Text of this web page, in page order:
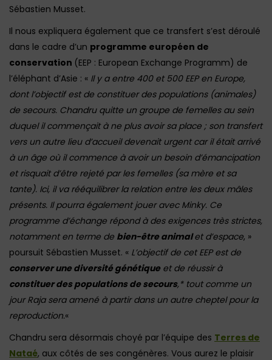
Sébastien Musset.
Il nous expliquera également que ce transfert s’est déroulé
dans le cadre d’un programme européen de
conservation (EEP : European Exchange Programm) de
l’éléphant d’Asie : « Il y a entre 400 et 500 EEP en Europe,
dont l’objectif est de constituer des populations (animales)
de secours. Chandru quitte un groupe de femelles au sein
duquel il commençait à ne plus avoir sa place ; son transfert
vers un autre lieu d’accueil devenait urgent car il était arrivé
à un âge où il commence à avoir un besoin d’émancipation
et risquait d’être rejeté par les femelles (sa mère et sa
tante). Ici, il va rééquilibrer la relation entre les deux mâles
présents. Il pourra également jouer avec Minky. Ce
programme d’échange répond à des exigences très strictes,
notamment en terme de bien-être animalet d’espace, »
poursuit Sébastien Musset. « L’objectif de cet EEP est de
conserver une diversité génétiqueet de réussir à
constituer des populations de secours,* tout comme un
jour Raja sera amené à partir dans un autre cheptel pour la
reproduction.«
Chandru sera désormais choyé par l’équipe des Terres de
Nataé, aux côtés de ses congénères. Vous aurez le plaisir